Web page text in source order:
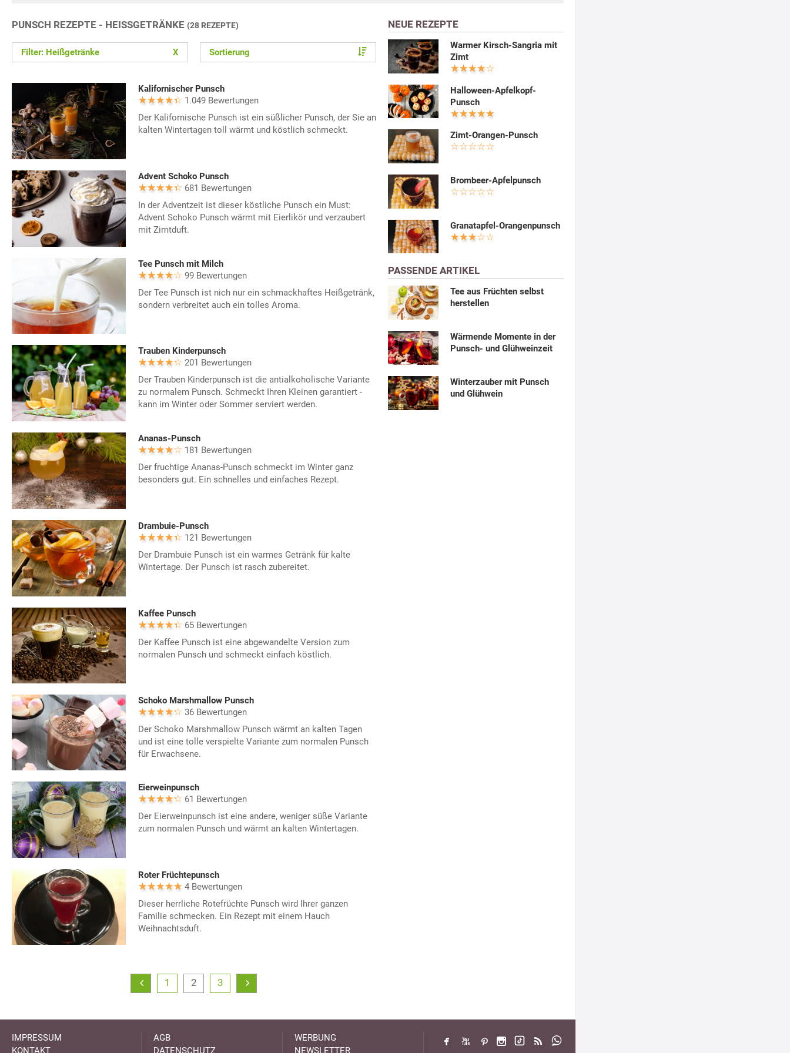
PUNSCH REZEPTE - HEISSGETRÄNKE (28 REZEPTE)
Filter: Heißgetränke X Sortierung
Kalifornischer Punsch
1.049 Bewertungen
Der Kalifornische Punsch ist ein süßlicher Punsch, der Sie an
kalten Wintertagen toll wärmt und köstlich schmeckt.
Advent Schoko Punsch
681 Bewertungen
In der Adventzeit ist dieser köstliche Punsch ein Must:
Advent Schoko Punsch wärmt mit Eierlikör und verzaubert
mit Zimtduft.
Tee Punsch mit Milch
99 Bewertungen
Der Tee Punsch ist nich nur ein schmackhaftes Heißgetränk,
sondern verbreitet auch ein tolles Aroma.
Trauben Kinderpunsch
201 Bewertungen
Der Trauben Kinderpunsch ist die antialkoholische Variante
zu normalem Punsch. Schmeckt Ihren Kleinen garantiert -
kann im Winter oder Sommer serviert werden.
Ananas-Punsch
181 Bewertungen
Der fruchtige Ananas-Punsch schmeckt im Winter ganz
besonders gut. Ein schnelles und einfaches Rezept.
Drambuie-Punsch
121 Bewertungen
Der Drambuie Punsch ist ein warmes Getränk für kalte
Wintertage. Der Punsch ist rasch zubereitet.
Kaffee Punsch
65 Bewertungen
Der Kaffee Punsch ist eine abgewandelte Version zum
normalen Punsch und schmeckt einfach köstlich.
Schoko Marshmallow Punsch
36 Bewertungen
Der Schoko Marshmallow Punsch wärmt an kalten Tagen
und ist eine tolle verspielte Variante zum normalen Punsch
für Erwachsene.
Eierweinpunsch
61 Bewertungen
Der Eierweinpunsch ist eine andere, weniger süße Variante
zum normalen Punsch und wärmt an kalten Wintertagen.
Roter Früchtepunsch
4 Bewertungen
Dieser herrliche Rotefrüchte Punsch wird Ihrer ganzen
Familie schmecken. Ein Rezept mit einem Hauch
Weihnachtsduft.
1 2 3
NEUE REZEPTE
Warmer Kirsch-Sangria mit
Zimt
Halloween-Apfelkopf-
Punsch
Zimt-Orangen-Punsch
Brombeer-Apfelpunsch
Granatapfel-Orangenpunsch
PASSENDE ARTIKEL
Tee aus Früchten selbst
herstellen
Wärmende Momente in der
Punsch- und Glühweinzeit
Winterzauber mit Punsch
und Glühwein
IMPRESSUM
AGB
WERBUNG